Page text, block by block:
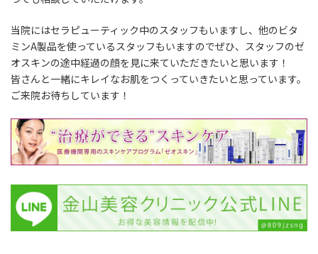
当院にはセラピューティック中のスタッフもいますし、他のビタ
ミンA製品を使っているスタッフもいますのでぜひ、スタッフのゼ
オスキンの途中経過の顔を見に来ていただきたいと思います！
皆さんと一緒にキレイなお肌をつくっていきたいと思っています。
ご来院お待ちしています！